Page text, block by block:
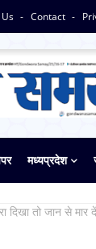
Contact
मध्यप्रदेश
दिखा तो जान से मार